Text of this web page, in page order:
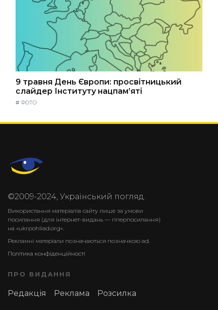
9 травня День Європи: просвітницький
слайдер Інституту нацпам’яті
# ФОТО
©2009-2024, Український погляд.
Використання матеріалів сайту лише за умови
посилання (для інтернет-видань — гіперпосилання)
на «ukrpohliad.org».
Рекламні матеріали позначаються позначкою ad.
Політика конфіденційності
ПРО ВИДАННЯ
Редакція Реклама Розсилка